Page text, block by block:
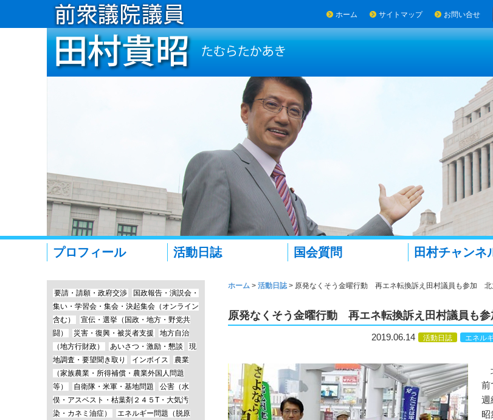
ホーム サイトマップ お問い合せ
プロフィール 活動日誌 国会質問 田村チャンネ
ホーム> 活動日誌> 原発なくそう金曜行動 再エネ転換訴え田村議員も参加 北
原発なくそう金曜行動 再エネ転換訴え田村議員も
2019.06.14 活動日誌 エネル
前
週
昭
要請・請願・政府交渉
国政報告・演説会・
集い・学習会・集会・決起集会（オンライン
含む）
宣伝・選挙（国政・地方・野党共
闘）
災害・復興・被災者支援
地方自治
（地方行財政）
あいさつ・激励・懇談
現
地調査・要望聞き取り
インボイス
農業
（家族農業・所得補償・農業外国人問題
等）
自衛隊・米軍・基地問題
公害（水
俣・アスベスト・枯葉剤２４５T・大気汚
染・カネミ油症）
エネルギー問題（脱原